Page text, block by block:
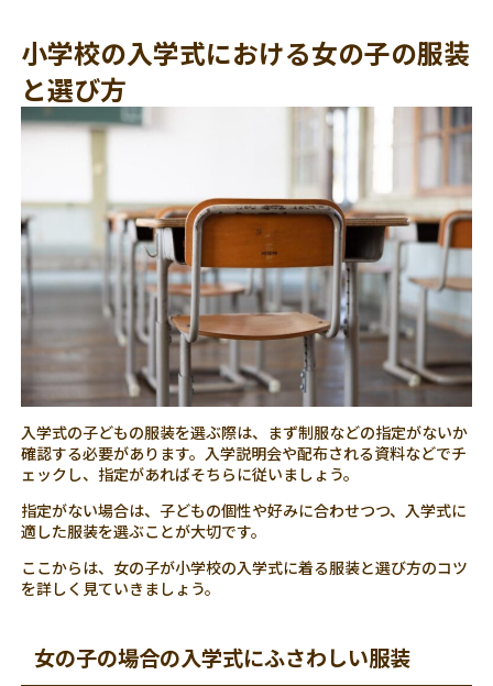
小学校の入学式における女の子の服装
と選び方
入学式の子どもの服装を選ぶ際は、まず制服などの指定がないか
確認する必要があります。入学説明会や配布される資料などでチ
ェックし、指定があればそちらに従いましょう。
指定がない場合は、子どもの個性や好みに合わせつつ、入学式に
適した服装を選ぶことが大切です。
ここからは、女の子が小学校の入学式に着る服装と選び方のコツ
を詳しく見ていきましょう。
女の子の場合の入学式にふさわしい服装